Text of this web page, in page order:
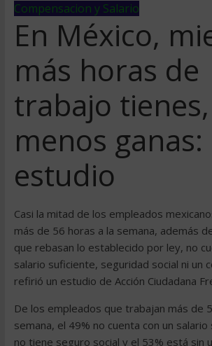
Compensacion y Salario
En México,
más horas de
trabajo tienes,
menos ganas:
estudio
Casi la mitad de los empleados
más de 56 horas a la semana, además
que rebasan lo establecido por ley, no
salario suficiente, seguridad social ni un
refirió un estudio de Acción Ciudadana
De los empleados que trabajan más de
semana, el 49% no cuenta con un
no tiene seguro social y el 53% está sin